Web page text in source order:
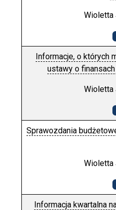
Wioletta
Informacje, o których
ustawy o
Wioletta
Sprawozdania
Wioletta
Informacja kwartalna